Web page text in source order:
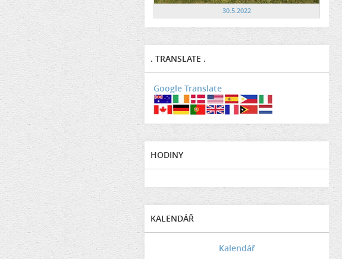
30.5.2022
. TRANSLATE .
Google Translate
HODINY
KALENDÁŘ
Kalendář